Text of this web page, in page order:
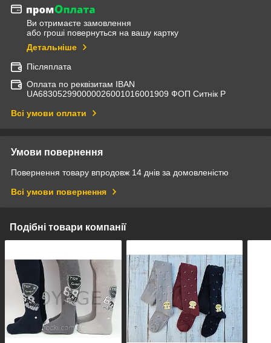
Ви отримаєте замовлення
або гроші повернуться на вашу картку
Детальніше
Післяплата
Оплата по реквізитам IBAN
UА683052990000026001016001909 ФОП Ситнік Р
Всі умови оплати
Умови повернення
Повернення товару впродовж 14 днів за домовленістю
Всі умови повернення
Подібні товари компанії